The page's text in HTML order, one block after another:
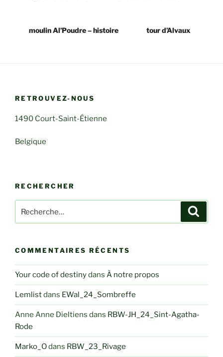
moulin Al’Poudre – histoire tour d’Alvaux
RETROUVEZ-NOUS
1490 Court-Saint-Étienne
Belgique
RECHERCHER
pour
COMMENTAIRES RÉCENTS
Your code of destinydans À notre propos
Lemlistdans EWal_24_Sombreffe
Anne Anne Dieltiens dans RBW-JH_24_Sint-Agatha-
Rode
Marko_Odans RBW_23_Rivage